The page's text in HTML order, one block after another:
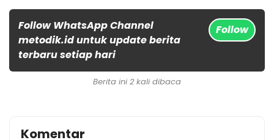
Follow WhatsApp Channel
metodik.id untuk update berita
terbaru setiap hari
Follow
Berita ini 2 kali dibaca
Komentar